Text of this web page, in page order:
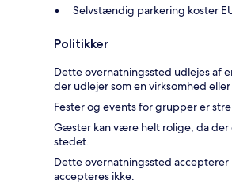
Selvstændig parkering koster
Politikker
Dette overnatningssted udlejes af
der udlejer som en virksomhed
Fester og events for grupper er
Gæster kan være helt rolige, da der
stedet.
Dette overnatningssted
accepteres ikke.